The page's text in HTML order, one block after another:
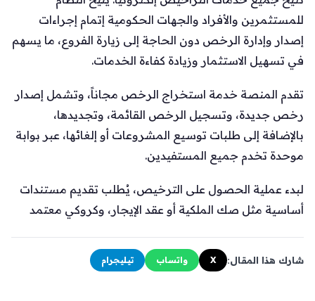
للمستثمرين والأفراد والجهات الحكومية إتمام إجراءات
إصدار وإدارة الرخص دون الحاجة إلى زيارة الفروع، ما يسهم
في تسهيل الاستثمار وزيادة كفاءة الخدمات.
تقدم المنصة خدمة استخراج الرخص مجاناً، وتشمل إصدار
رخص جديدة، وتسجيل الرخص القائمة، وتجديدها،
بالإضافة إلى طلبات توسيع المشروعات أو إلغائها، عبر بوابة
موحدة تخدم جميع المستفيدين.
لبدء عملية الحصول على الترخيص، يُطلب تقديم مستندات
أساسية مثل صك الملكية أو عقد الإيجار، وكروكي معتمد
شارك هذا المقال: X واتساب تيليجرام